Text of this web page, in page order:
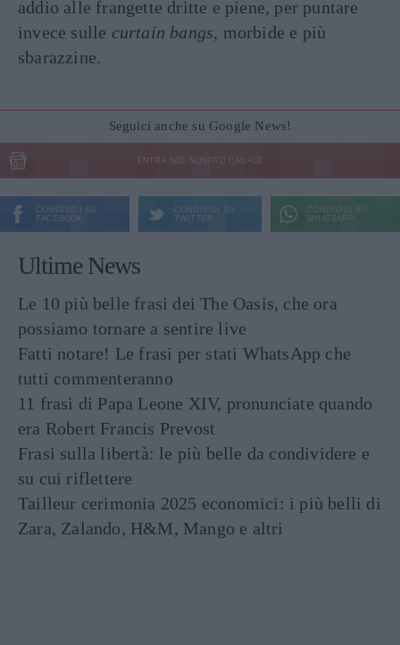
addio alle frangette dritte e piene, per puntare
invece sulle curtain bangs, morbide e più
sbarazzine.
Seguici anche su Google News!
ENTRA NEL NOSTRO CANALE
CONDIVIDI SU
FACEBOOK
CONDIVIDI SU
TWITTER
CONDIVIDI SU
WHATSAPP
Ultime News
Le 10 più belle frasi dei The Oasis, che ora
possiamo tornare a sentire live
Fatti notare! Le frasi per stati WhatsApp che
tutti commenteranno
11 frasi di Papa Leone XIV, pronunciate quando
era Robert Francis Prevost
Frasi sulla libertà: le più belle da condividere e
su cui riflettere
Tailleur cerimonia 2025 economici: i più belli di
Zara, Zalando, H&M, Mango e altri